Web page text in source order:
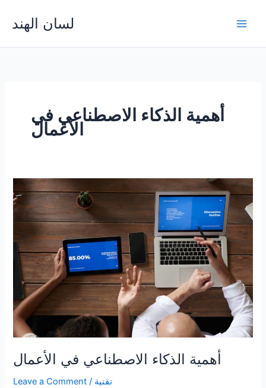
content
لسان الهند
أهمية الذكاء الاصطناعي في
الأعمال
أهمية الذكاء الاصطناعي في الأعمال
Leave a Comment / تقنية